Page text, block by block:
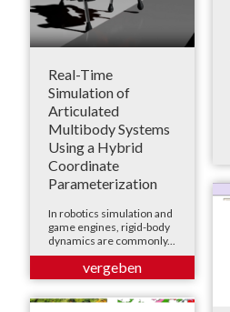
Real-Time
Simulation of
Articulated
Multibody Systems
Using a Hybrid
Coordinate
Parameterization
In robotics simulation and
game engines, rigid-body
dynamics are commonly...